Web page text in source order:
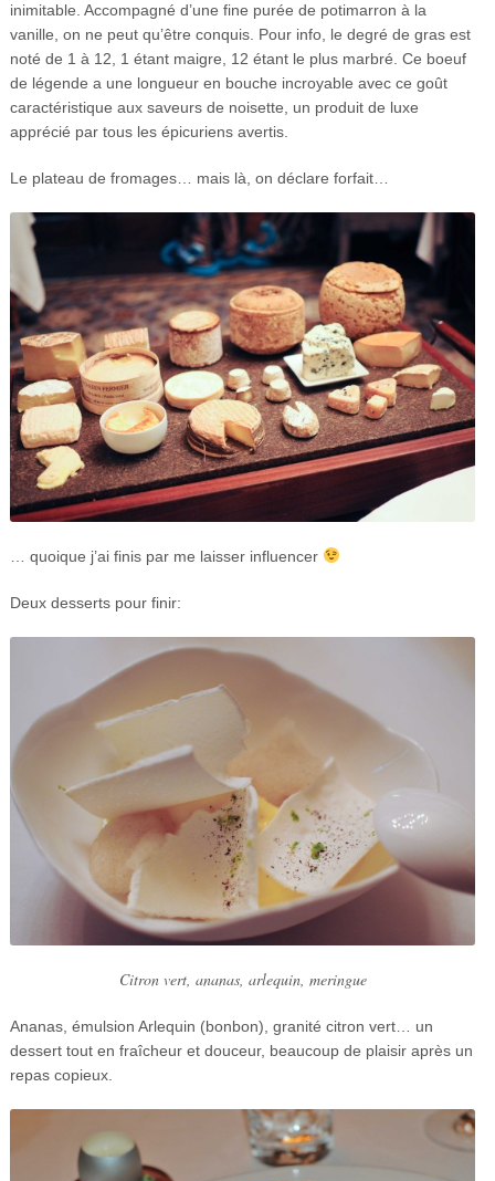
inimitable. Accompagné d’une fine purée de potimarron à la
vanille, on ne peut qu’être conquis. Pour info, le degré de gras est
noté de 1 à 12, 1 étant maigre, 12 étant le plus marbré. Ce boeuf
de légende a une longueur en bouche incroyable avec ce goût
caractéristique aux saveurs de noisette, un produit de luxe
apprécié par tous les épicuriens avertis.
Le plateau de fromages… mais là, on déclare forfait…
… quoique j’ai finis par me laisser influencer
Deux desserts pour finir:
Citron vert, ananas, arlequin, meringue
Ananas, émulsion Arlequin (bonbon), granité citron vert… un
dessert tout en fraîcheur et douceur, beaucoup de plaisir après un
repas copieux.